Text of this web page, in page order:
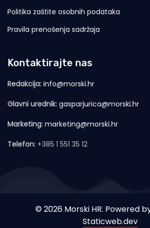
Politika zaštite osobnih podataka
Pravila prenošenja sadržaja
Kontaktirajte nas
Redakcija: info@morski.hr
Glavni urednik: gasparjurica@morski.hr
Marketing: marketing@morski.hr
Telefon: +385 1 551 35 12
© 2026 Morski HR. Powered
Staticweb.dev